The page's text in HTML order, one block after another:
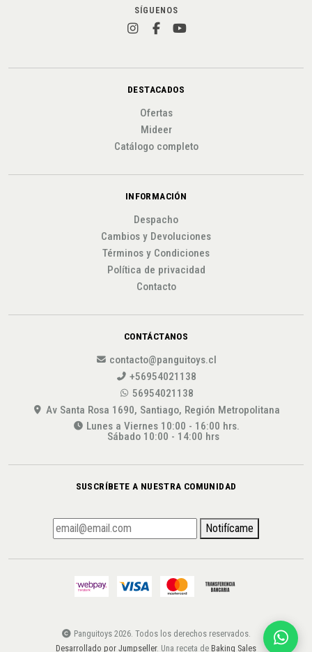
SÍGUENOS
DESTACADOS
Ofertas
Mideer
Catálogo completo
INFORMACIÓN
Despacho
Cambios y Devoluciones
Términos y Condiciones
Política de privacidad
Contacto
CONTÁCTANOS
contacto@panguitoys.cl
+56954021138
56954021138
Av Santa Rosa 1690, Santiago, Región Metropolitana
Lunes a Viernes 10:00 - 16:00 hrs.
Sábado 10:00 - 14:00 hrs
SUSCRÍBETE A NUESTRA COMUNIDAD
Notifícame
Panguitoys 2026. Todos los derechos reservados.
Desarrollado por Jumpseller. Una receta de Baking Sales